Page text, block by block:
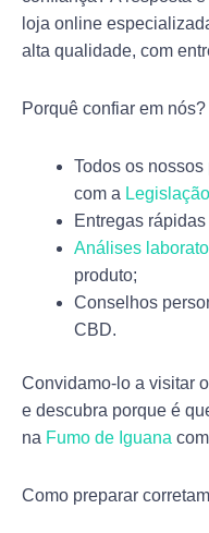
loja online
alta qualidade, com
Porquê confiar em nós?
Todos os
com a
Entregas
Análises
produto;
Conselhos
CBD.
Convidamo-lo a visitar
e descubra porque é
na Fumo de Iguana
Como preparar